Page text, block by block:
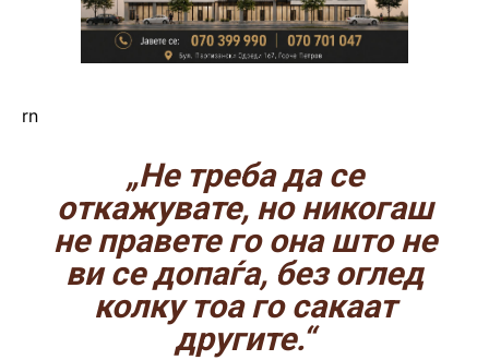
rn
„Не треба да се
откажувате, но никогаш
не правете го она што не
ви се допаѓа, без оглед
колку тоа го сакаат
другите.“